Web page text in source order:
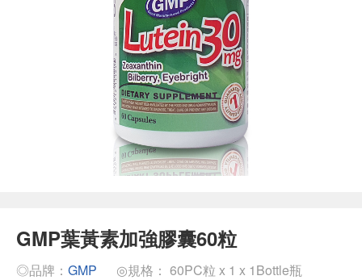
GMP葉黃素加強膠囊60粒
◎品牌： GMP
◎規格： 60PC粒 x 1 x 1Bottle瓶